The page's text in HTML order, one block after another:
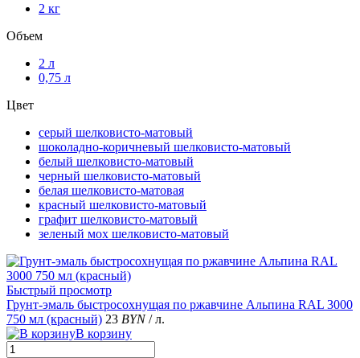
2 кг
Объем
2 л
0,75 л
Цвет
серый шелковисто-матовый
шоколадно-коричневый шелковисто-матовый
белый шелковисто-матовый
черный шелковисто-матовый
белая шелковисто-матовая
красный шелковисто-матовый
графит шелковисто-матовый
зеленый мох шелковисто-матовый
Быстрый просмотр
Грунт-эмаль быстросохнущая по ржавчине Альпина RAL 3000
750 мл (красный) 23 BYN / л.
В корзину